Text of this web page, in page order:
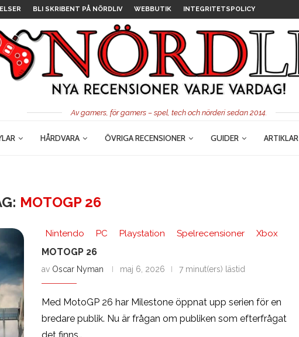
BLI SKRIBENT PÅ NÖRDLIV WEBBUTIK INTEGRITETSPOLICY
Av gamers, för gamers – spel, tech och nörderi sedan 2014.
HÅRDVARA ÖVRIGA RECENSIONER GUIDER ARTIKLAR
MOTOGP 26
Nintendo PC Playstation Spelrecensioner Xbox
MOTOGP 26
av Oscar Nyman maj 6, 2026 7 minut(ers) lästid
Med MotoGP 26 har Milestone öppnat upp serien för en
bredare publik. Nu är frågan om publiken som efterfrågat